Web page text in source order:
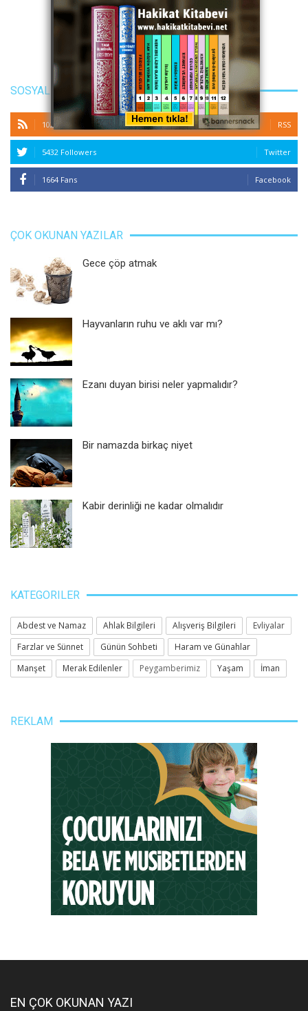
SOSYAL MEDYA
10286 Subscribers RSS
5432 Followers Twitter
1664 Fans Facebook
ÇOK OKUNAN YAZILAR
Gece çöp atmak
Hayvanların ruhu ve aklı var mı?
Ezanı duyan birisi neler yapmalıdır?
Bir namazda birkaç niyet
Kabir derinliği ne kadar olmalıdır
KATEGORILER
Abdest ve Namaz Ahlak Bilgileri Alışveriş Bilgileri
Evliyalar
Farzlar ve Sünnet
Günün Sohbeti
Haram ve Günahlar
Manşet
Merak Edilenler Peygamberimiz Yaşam İman
REKLAM
EN ÇOK OKUNAN YAZI